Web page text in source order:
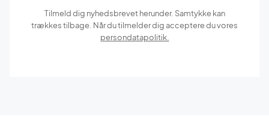
Tilmeld dig nyhedsbrevet herunder. Samtykke kan
trækkes tilbage. Når du tilmelder dig acceptere du vores
persondatapolitik.